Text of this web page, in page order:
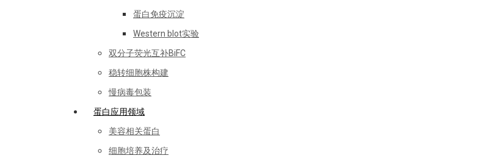
蛋白免疫沉淀
Western blot实验
双分子荧光互补BiFC
稳转细胞株构建
慢病毒包装
蛋白应用领域
美容相关蛋白
细胞培养及治疗